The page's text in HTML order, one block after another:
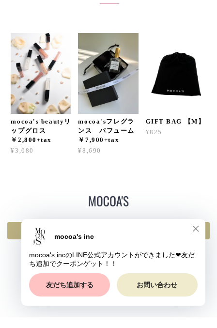
mocoa's beautyリ
ップグロス
￥2,800+tax
¥3,080
mocoa'sフレグラ
ンス パフューム
￥7,900+tax
¥8,690
GIFT BAG 【M】
¥825
プライバシーポリシー 特定商取引法に基づく表記